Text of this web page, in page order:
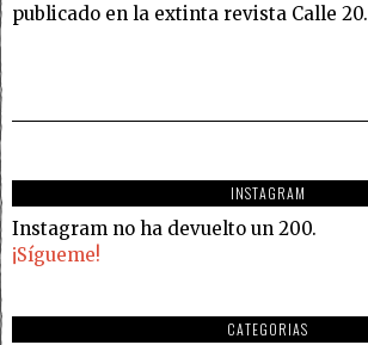
publicado en la extinta revista Calle 20.
INSTAGRAM
Instagram no ha devuelto un 200.
¡Sígueme!
CATEGORIAS